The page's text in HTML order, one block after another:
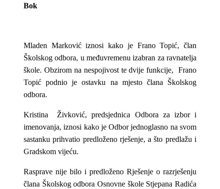
Bok
Mladen Marković iznosi kako je Frano Topić, član
Školskog odbora, u međuvremenu izabran za ravnatelja
škole. Obzirom na nespojivost te dvije funkcije, Frano
Topić podnio je ostavku na mjesto člana Školskog
odbora.
Kristina Živković, predsjednica Odbora za izbor i
imenovanja, iznosi kako je Odbor jednoglasno na svom
sastanku prihvatio predloženo rješenje, a što predlažu i
Gradskom vijeću.
Rasprave nije bilo i predloženo Rješenje o razrješenju
člana Školskog odbora Osnovne škole Stjepana Radića